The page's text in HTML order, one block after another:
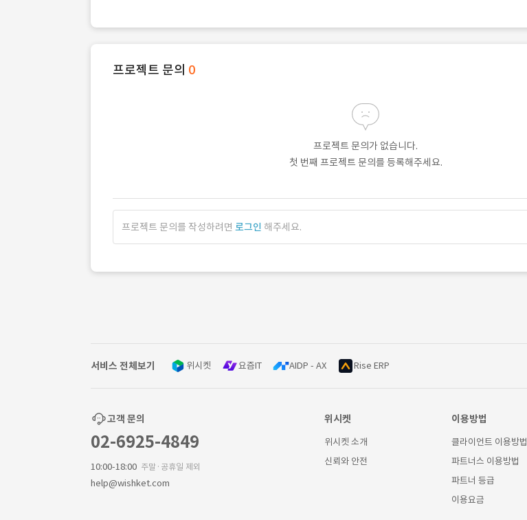
프로젝트 문의 0
프로젝트 문의가 없습니다.
첫 번째 프로젝트 문의를 등록해주세요.
프로젝트 문의를 작성하려면 로그인 해주세요.
서비스 전체보기 위시켓 요즘IT AIDP - AX Rise ERP
고객 문의
02-6925-4849
10:00-18:00 주말·공휴일 제외
help@wishket.com
위시켓
위시켓 소개
신뢰와 안전
이용방법
클라이언트 이용방법
파트너스 이용방법
파트너 등급
이용요금